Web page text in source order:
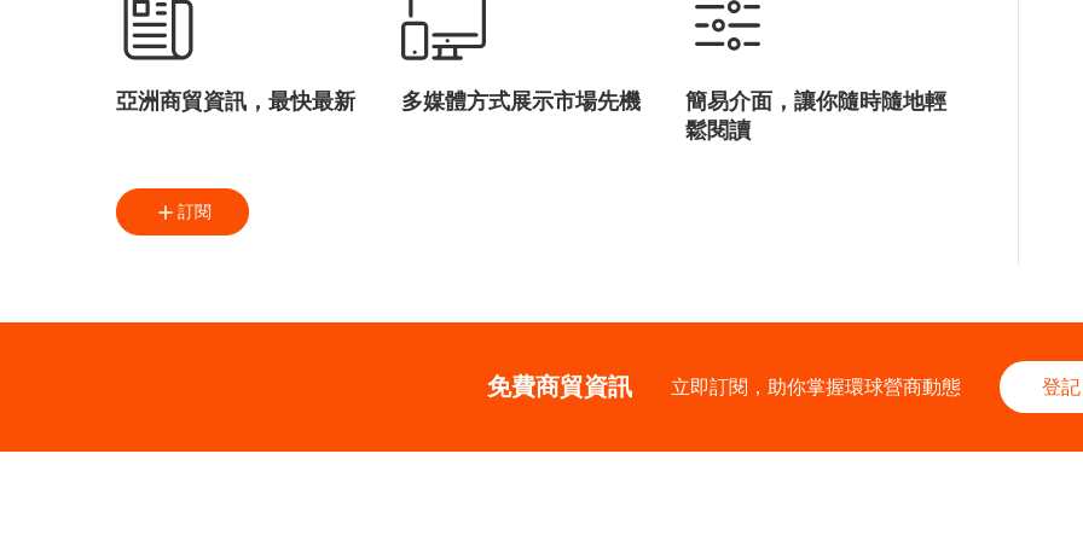
亞洲商貿資訊，最快最新 多媒體方式展示市場先機
簡易介面，讓你隨時隨地輕
鬆閱讀
訂閱
免費商貿資訊 立即訂閱，助你掌握環球營商動態 登記